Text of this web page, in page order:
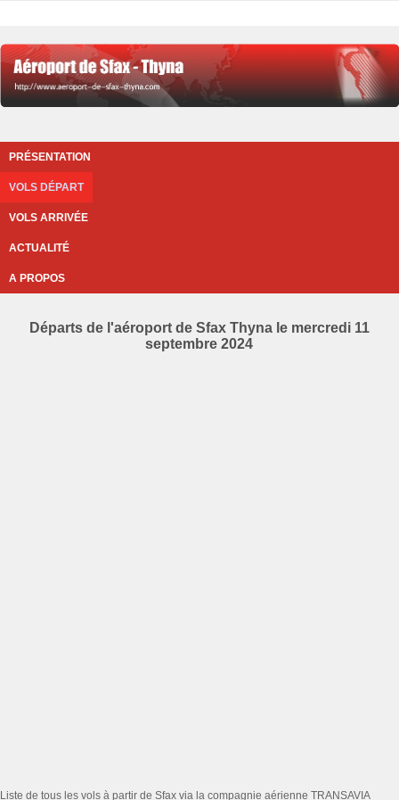
PRÉSENTATION
VOLS DÉPART
VOLS ARRIVÉE
ACTUALITÉ
A PROPOS
Départs de l'aéroport de Sfax Thyna le mercredi 11
septembre 2024
Liste de tous les vols à partir de Sfax via la compagnie aérienne TRANSAVIA